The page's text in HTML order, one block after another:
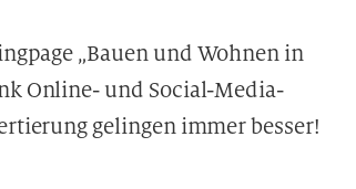
„Bauen und Wohnen in
Online- und Social-Media-
gelingen immer besser!